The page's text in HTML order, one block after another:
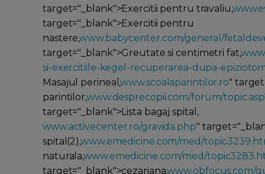
target="_blank">Exercitii pentru travaliu,
target="_blank">Exercitii pentru
nastere,www.babycenter.com/general/
target="_blank">Greutate si centimetri fat,
si-exercitiile-kegel-recuperarea-dupa-
Masajul perineal,www.scoalaparintilor.ro"
parintilor,www.desprecopii.com/forum/
target="_blank">Lista bagaj spital,
www.activecenter.ro/gravida.php"
spital(2),www.emedicine.com/med/
naturala,www.emedicine.com/med/
target="_blank">cezariana,www.obfocus.com/